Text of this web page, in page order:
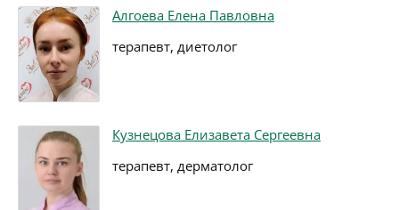
Алгоева Елена Павловна
терапевт, диетолог
Кузнецова Елизавета Сергеевна
терапевт, дерматолог